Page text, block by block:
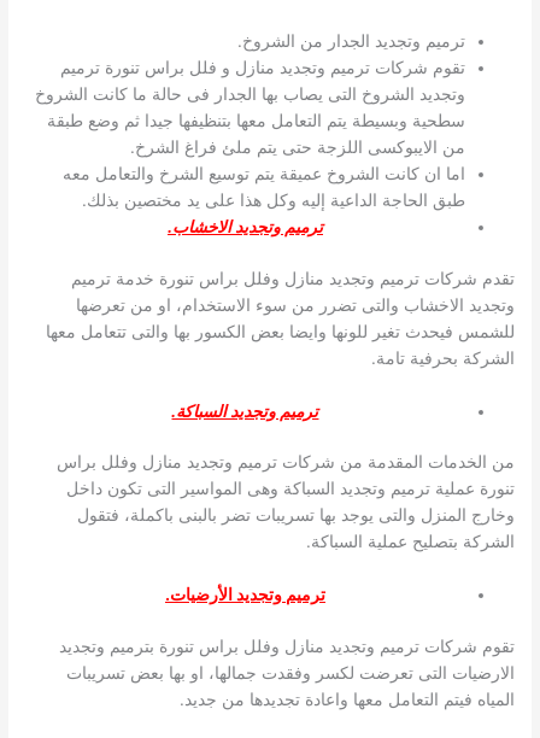
ترميم وتجديد الجدار من الشروخ.
تقوم شركات ترميم وتجديد منازل و فلل براس تنورة ترميم
وتجديد الشروخ التى يصاب بها الجدار فى حالة ما كانت الشروخ
سطحية وبسيطة يتم التعامل معها بتنظيفها جيدا ثم وضع طبقة
من الايبوكسى اللزجة حتى يتم ملئ فراغ الشرخ.
اما ان كانت الشروخ عميقة يتم توسيع الشرخ والتعامل معه
طبق الحاجة الداعية إليه وكل هذا على يد مختصين بذلك.
ترميم وتجديد الاخشاب.
تقدم شركات ترميم وتجديد منازل وفلل براس تنورة خدمة ترميم
وتجديد الاخشاب والتى تضرر من سوء الاستخدام، او من تعرضها
للشمس فيحدث تغير للونها وايضا بعض الكسور بها والتى تتعامل معها
الشركة بحرفية تامة.
ترميم وتجديد السباكة.
من الخدمات المقدمة من شركات ترميم وتجديد منازل وفلل براس
تنورة عملية ترميم وتجديد السباكة وهى المواسير التى تكون داخل
وخارج المنزل والتى يوجد بها تسريبات تضر بالبنى باكملة، فتقول
الشركة بتصليح عملية السباكة.
ترميم وتجديد الأرضيات.
تقوم شركات ترميم وتجديد منازل وفلل براس تنورة بترميم وتجديد
الارضيات التى تعرضت لكسر وفقدت جمالها، او بها بعض تسريبات
المياه فيتم التعامل معها واعادة تجديدها من جديد.